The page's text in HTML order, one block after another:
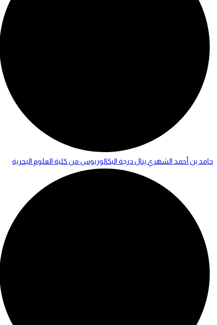
حامد بن أحمد الشهري ينال درجة البكالوريوس من كلية العلوم البحرية